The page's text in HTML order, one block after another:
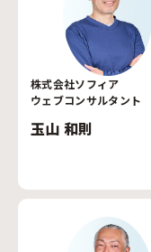
株式会社ソフィア
ウェブコンサルタント
玉山 和則